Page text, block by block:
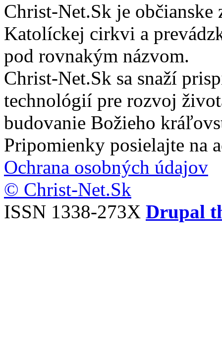
Christ-Net.Sk je
Katolíckej cirkvi a
pod rovnakým názvom.
Christ-Net.Sk sa snaží
technológií pre rozvoj
budovanie Božieho
Pripomienky posielajte na
Ochrana osobných údajov
© Christ-Net.Sk
ISSN 1338-273X Drupal